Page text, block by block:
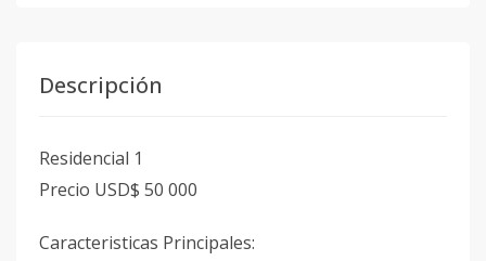
Descripción
Residencial 1
Precio USD$ 50 000
Caracteristicas Principales: